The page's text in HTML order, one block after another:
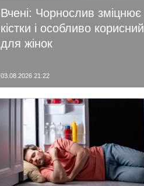
Вчені: Чорнослив зміцнює
кістки і особливо корисний
для жінок
03.08.2026 21:22